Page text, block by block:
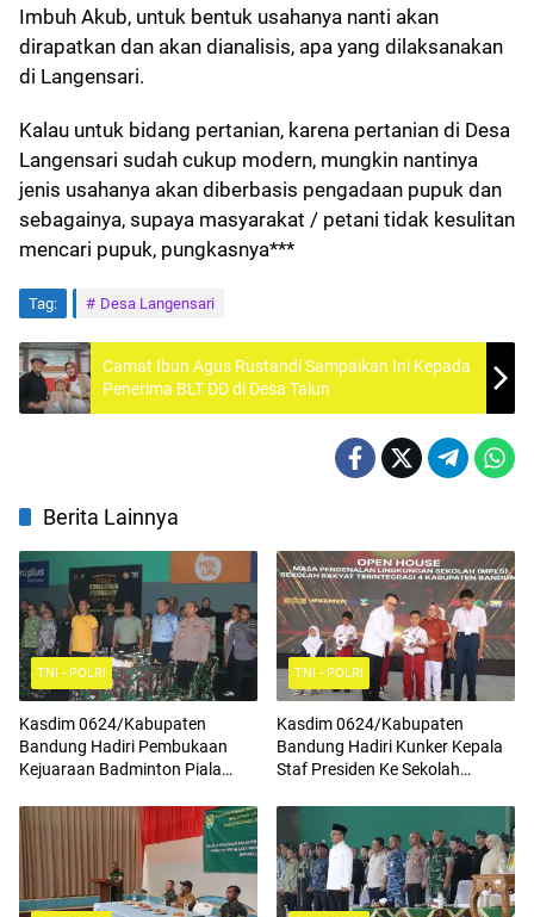
Imbuh Akub, untuk bentuk usahanya nanti akan
dirapatkan dan akan dianalisis, apa yang dilaksanakan
di Langensari.
Kalau untuk bidang pertanian, karena pertanian di Desa
Langensari sudah cukup modern, mungkin nantinya
jenis usahanya akan diberbasis pengadaan pupuk dan
sebagainya, supaya masyarakat / petani tidak kesulitan
mencari pupuk, pungkasnya***
Tag: Desa Langensari
Camat Ibun Agus Rustandi Sampaikan Ini Kepada
Penerima BLT DD di Desa Talun
Berita Lainnya
TNI - POLRI
Kasdim 0624/Kabupaten
Bandung Hadiri Pembukaan
Kejuaraan Badminton Piala
TNI - POLRI
Kasdim 0624/Kabupaten
Bandung Hadiri Kunker Kepala
Staf Presiden Ke Sekolah